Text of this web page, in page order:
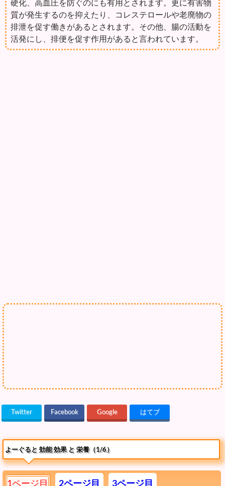
硬化、高血圧を防ぐのにも有用とされます。更に有害物
質が発生するのを抑えたり、コレステロールや老廃物の
排泄を促す働きがあるとされます。その他、腸の活動を
活発にし、排便を促す作用があると言われています。
Twitter Facebook Google はてブ
よーぐると 効能 効果 と 栄養（1/6）
1ページ目 2ページ目 3ページ目